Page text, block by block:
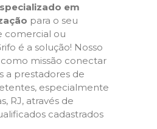
em
para o seu
comercial ou
é a solução! Nosso
missão conectar
a prestadores de
especialmente
RJ, através de
cadastrados